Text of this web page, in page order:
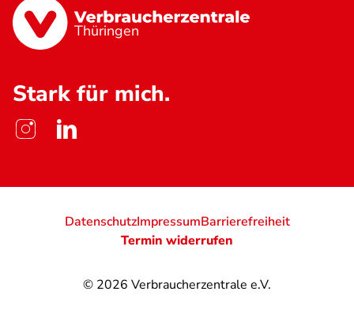
Thüringen
Stark für mich.
© 2026 Verbraucherzentrale e.V.
DatenschutzImpressumBarrierefreiheit
Termin widerrufen